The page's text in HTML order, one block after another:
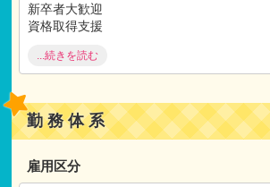
新卒者大歓迎
資格取得支援
ブランク（1年以上）OK
産休・ 育休取得実績
研修制度充実
▼施設・保育にこだわる
...続きを読む
勤務体系
雇用区分